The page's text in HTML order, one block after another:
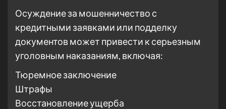
Осуждение за мошенничество с
кредитными заявками или подделку
документов может привести к серьезным
уголовным наказаниям, включая:
Тюремное заключение
Штрафы
Восстановление ущерба